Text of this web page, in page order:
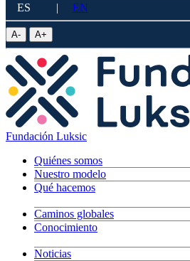
ES | EN
A- A+
Fundación Luksic
Quiénes somos
Nuestro modelo
Qué hacemos
Caminos globales
Conocimiento
Noticias